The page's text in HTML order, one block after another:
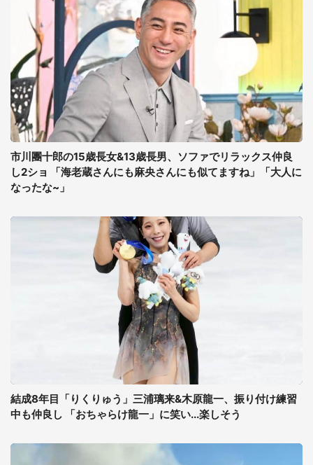
市川團十郎の15歳長女&13歳長男、ソファでリラックス仲良
し2ショ 「海老蔵さんにも麻央さんにも似てますね」「大人に
なったな~」
結成8年目「りくりゅう」三浦璃来&木原龍一、振り付け練習
中も仲良し 「おちゃらけ龍一」に笑い...楽しそう